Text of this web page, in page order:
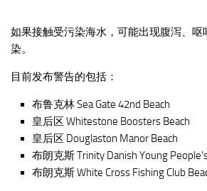
如果接触受污染海水，可能出现腹泻、呕
染。
目前发布警告的包括：
布鲁克林 Sea Gate 42nd Beach
皇后区 Whitestone Boosters Beach
皇后区 Douglaston Manor Beach
布朗克斯 Trinity Danish Young
布朗克斯 White Cross Fishing Club